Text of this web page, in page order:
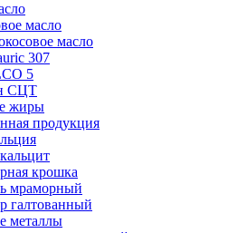
масло
масло
307
5
СЦТ
жиры
продукция
крошка
мраморный
галтованный
металлы